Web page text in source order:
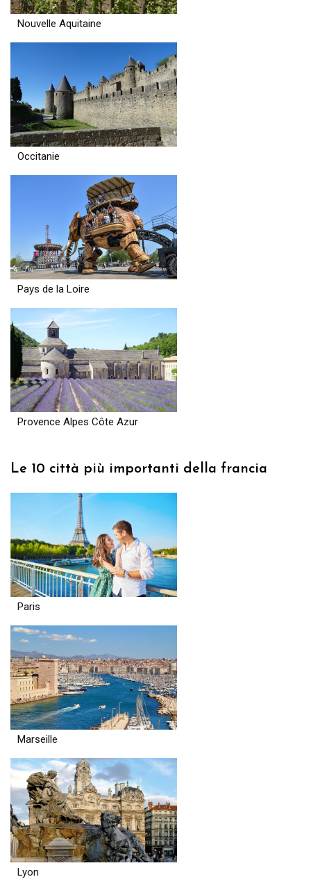
Nouvelle Aquitaine
Occitanie
Pays de la Loire
Provence Alpes Côte Azur
Le 10 città più importanti della francia
Paris
Marseille
Lyon